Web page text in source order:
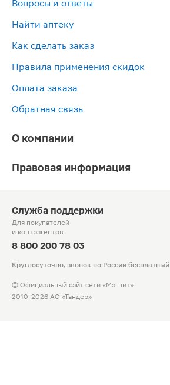
Вопросы и ответы
Найти аптеку
Как сделать заказ
Правила применения скидок
Оплата заказа
Обратная связь
О компании
Правовая информация
Служба поддержки
Для покупателей
и контрагентов
8 800 200 78 03
Круглосуточно, звонок по России бесплатный
© Официальный сайт сети «Магнит».
2010-2026 АО «Тандер»